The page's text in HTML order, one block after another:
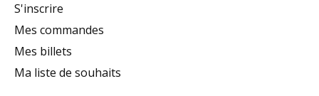
S'inscrire
Mes commandes
Mes billets
Ma liste de souhaits